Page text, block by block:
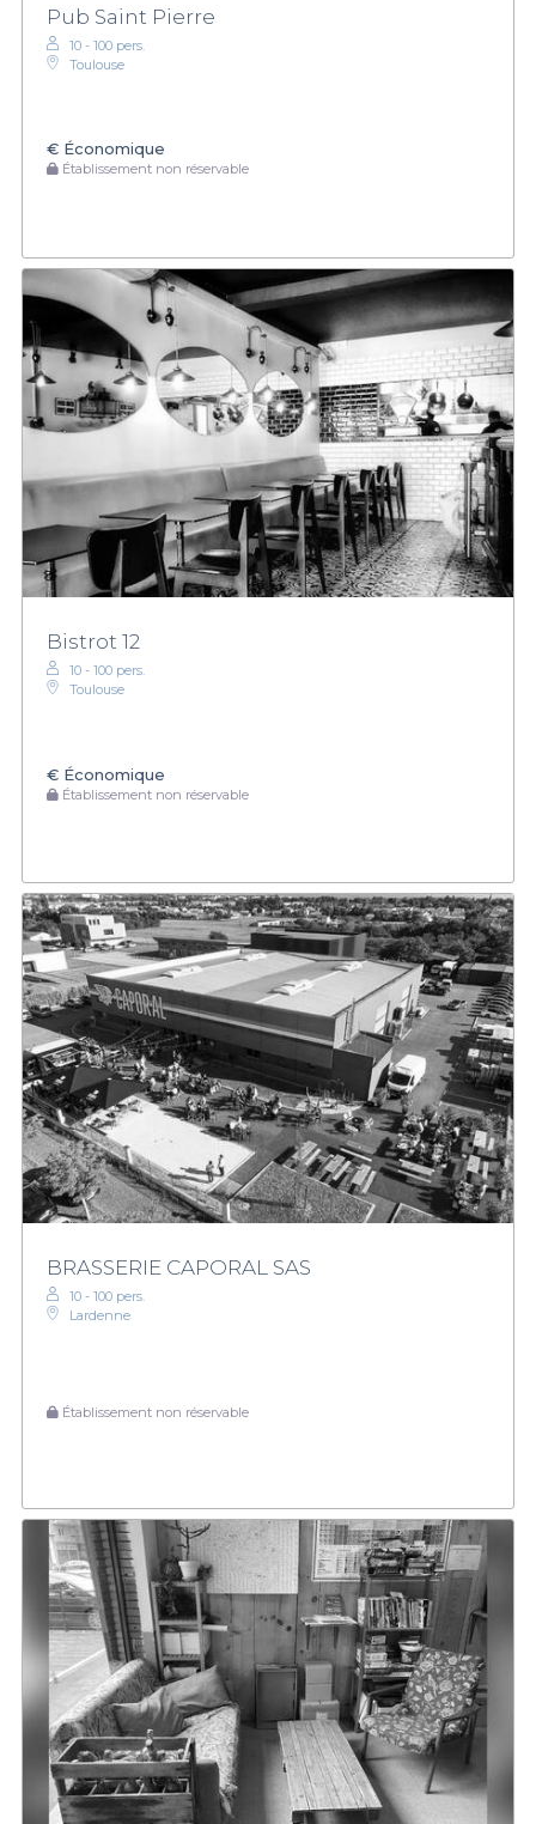
Pub Saint Pierre
10 - 100 pers.
Toulouse
€ Économique
Établissement non réservable
Bistrot 12
10 - 100 pers.
Toulouse
€ Économique
Établissement non réservable
BRASSERIE CAPORAL SAS
10 - 100 pers.
Lardenne
Établissement non réservable